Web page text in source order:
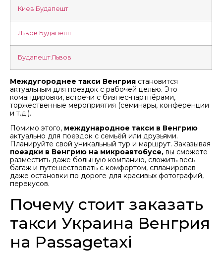
Киев Будапешт
Львов Будапешт
Будапешт Львов
Междугороднее такси Венгрия становится
актуальным для поездок с рабочей целью. Это
командировки, встречи с бизнес-партнёрами,
торжественные мероприятия (семинары, конференции
и т.д.).
Помимо этого, международное такси в Венгрию
актуально для поездок с семьёй или друзьями.
Планируйте свой уникальный тур и маршрут. Заказывая
поездки в Венгрию на микроавтобусе, вы сможете
разместить даже большую компанию, сложить весь
багаж и путешествовать с комфортом, спланировав
даже остановки по дороге для красивых фотографий,
перекусов.
Почему стоит заказать
такси Украина Венгрия
на Passagetaxi